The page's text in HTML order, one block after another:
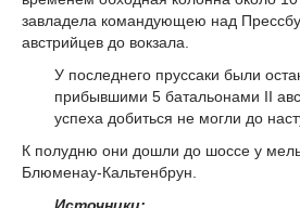
завладела командующею над
австрийцев до вокзала.
У последнего пруссаки были
прибывшими 5 батальонами II
успеха добиться не могли до
К полудню они дошли до шоссе у
Блюменау-Кальтенбрун.
Источники: